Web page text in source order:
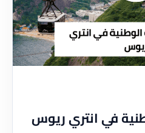
في انتري ريوس